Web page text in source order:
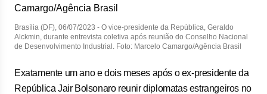
Brasília (DF), 06/07/2023 - O vice-presidente da República, Geraldo
Alckmin, durante entrevista coletiva após reunião do Conselho Nacional
de Desenvolvimento Industrial. Foto: Marcelo Camargo/Agência Brasil
Exatamente um ano e dois meses após o ex-presidente da
República Jair Bolsonaro reunir diplomatas estrangeiros no